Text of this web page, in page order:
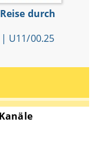
durch
U11/00.25